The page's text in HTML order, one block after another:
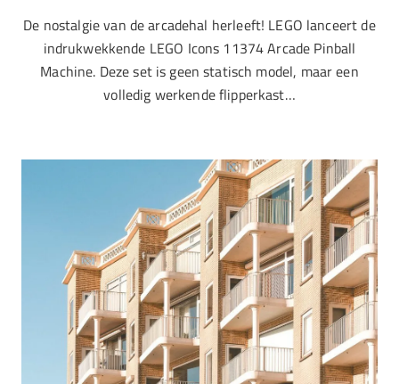
De nostalgie van de arcadehal herleeft! LEGO lanceert de
indrukwekkende LEGO Icons 11374 Arcade Pinball
Machine. Deze set is geen statisch model, maar een
volledig werkende flipperkast…